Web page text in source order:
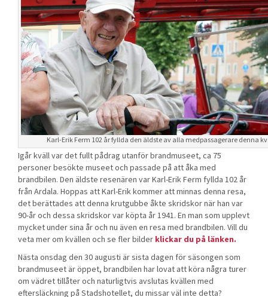
Karl-Erik Ferm 102 år fyllda den äldste av alla medpassagerare denna
Igår kväll var det fullt pådrag utanför brandmuseet, ca 75
personer besökte museet och passade på att åka med
brandbilen. Den äldste resenären var Karl-Erik Ferm fyllda 102 år
från Ardala. Hoppas att Karl-Erik kommer att minnas denna resa,
det berättades att denna krutgubbe åkte skridskor när han var
90-år och dessa skridskor var köpta år 1941. En man som upplevt
mycket under sina år och nu även en resa med brandbilen. Vill du
veta mer om kvällen och se fler bilder klickar du på länken.
Nästa onsdag den 30 augusti är sista dagen för säsongen som
brandmuseet är öppet, brandbilen har lovat att köra några turer
om vädret tillåter och naturligtvis avslutas kvällen med
eftersläckning på Stadshotellet, du missar väl inte detta?